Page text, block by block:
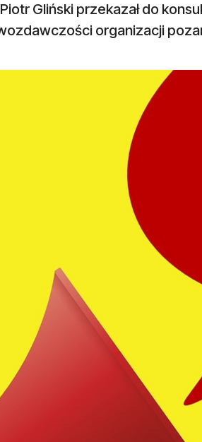
Gliński przekazał do
organizacji